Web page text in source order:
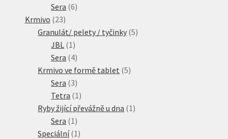
Sera 66
Krmivo 2323
produktů
Granulát/ pelety / tyčinky 55
JBL 1 1
produkt
Sera 44
produkty
Krmivo ve formě tablet 55
Sera 33
produkty
Tetra 1 1
produkt
Ryby žijící převážně u dna 1 1
Sera 1 1
produkt
Speciální 1 1